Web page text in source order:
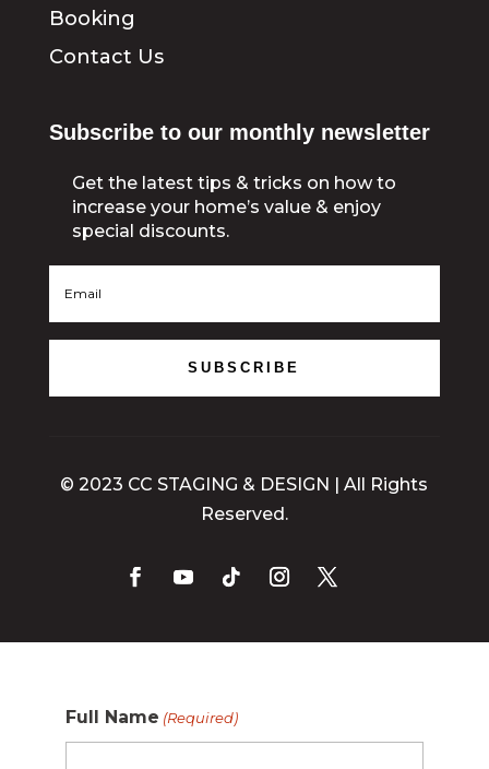
Booking
Contact Us
Subscribe to our monthly newsletter
Get the latest tips & tricks on how to
increase your home’s value & enjoy
special discounts.
SUBSCRIBE
© 2023 CC STAGING & DESIGN | All Rights
Reserved.
Full Name (Required)